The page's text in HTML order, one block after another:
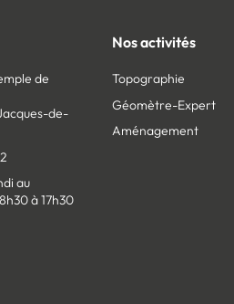
de
de-
au
à 17h30
Nos activités
Topographie
Géomètre-Expert
Aménagement